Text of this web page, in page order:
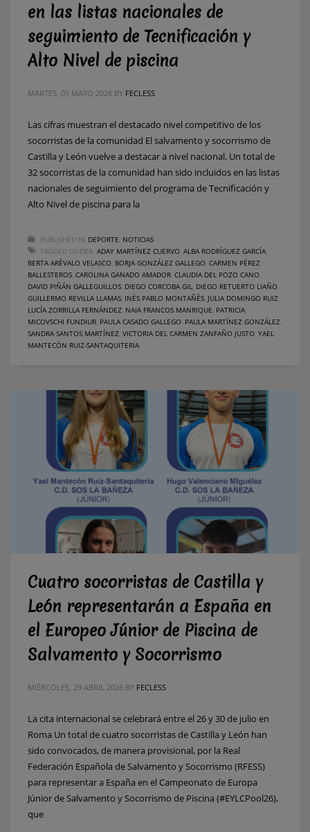
en las listas nacionales de
seguimiento de Tecnificación y
Alto Nivel de piscina
MARTES, 05 MAYO 2026 BY FECLESS
Las cifras muestran el destacado nivel competitivo de los
socorristas de la comunidad El salvamento y socorrismo de
Castilla y León vuelve a destacar a nivel nacional. Un total de
32 socorristas de la comunidad han sido incluidos en las listas
nacionales de seguimiento del programa de Tecnificación y
Alto Nivel de piscina para la
PUBLISHED IN DEPORTE NOTICIAS
TAGGED UNDER: ADAY MARTÍNEZ CUERVO ALBA RODRÍGUEZ GARCÍA
BERTA ARÉVALO VELASCO BORJA GONZÁLEZ GALLEGO CARMEN PÉREZ
BALLESTEROS CAROLINA GANADO AMADOR CLAUDIA DEL POZO CANO
DAVID PIÑÁN GALLEGUILLOS DIEGO CORCOBA GIL DIEGO RETUERTO LIAÑO
GUILLERMO REVILLA LLAMAS INÉS PABLO MONTAÑÉS JULIA DOMINGO RUIZ
LUCÍA ZORRILLA FERNÁNDEZ NAIA FRANCOS MANRIQUE PATRICIA
MICOVSCHI FUNDIUR PAULA CASADO GALLEGO PAULA MARTÍNEZ GONZÁLEZ
SANDRA SANTOS MARTÍNEZ VICTORIA DEL CARMEN ZANFAÑO JUSTO YAEL
MANTECÓN RUIZ-SANTAQUITERIA
Cuatro socorristas de Castilla y
León representarán a España en
el Europeo Júnior de Piscina de
Salvamento y Socorrismo
MIÉRCOLES, 29 ABRIL 2026 BY FECLESS
La cita internacional se celebrará entre el 26 y 30 de julio en
Roma Un total de cuatro socorristas de Castilla y León han
sido convocados, de manera provisional, por la Real
Federación Española de Salvamento y Socorrismo (RFESS)
para representar a España en el Campeonato de Europa
Júnior de Salvamento y Socorrismo de Piscina (#EYLCPool26),
que